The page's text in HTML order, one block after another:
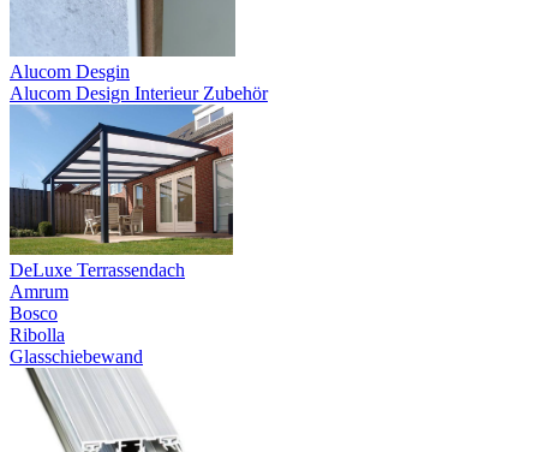
Alucom Desgin
Alucom Design Interieur Zubehör
DeLuxe Terrassendach
Amrum
Bosco
Ribolla
Glasschiebewand